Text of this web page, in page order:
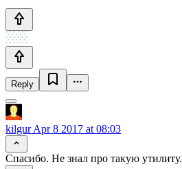
Reply
kilgurApr 8 2017 at 08:03
Спасибо. Не знал про такую утилиту.